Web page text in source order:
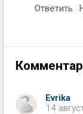
Ответить
Evrika
14